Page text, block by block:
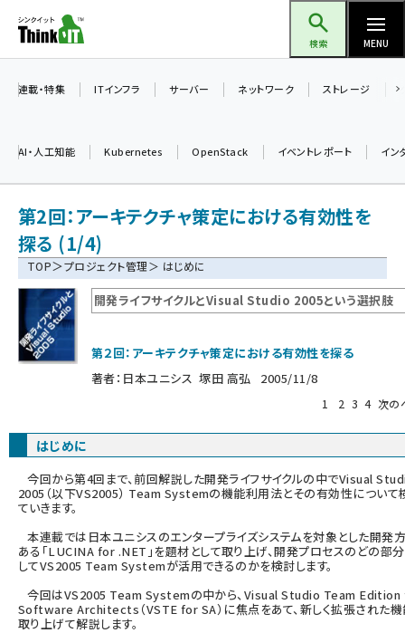
ン
ツ
検索 MENU
ai (2493)
加藤銘のチーム貢献～仲間と築いた勝利の絆～ (2314)
iot女子会 (2279)
北海道をのんびり旅する晴山佳須夫のヒント集！ (2034)
genai (1483)
ai crunch (1353)
連載・特集 ITインフラ サーバー ネットワーク ストレージ
AI・人工知能 Kubernetes OpenStack イベントレポート イン
第2回：アーキテクチャ策定における有効性を
探る (1/4)
TOP＞プロジェクト管理＞ はじめに
開発ライフサイクルとVisual Studio 2005という選択肢
第２回：アーキテクチャ策定における有効性を探る
著者： 日本ユニシス 塚田 高弘 2005/11/8
1 2 3 4 次の
はじめに
今回から第4回まで、前回解説した開発ライフサイクルの中でVisual
2005（以下VS2005） Team Systemの機能利用法とその有効性について
ていきます。
本連載では日本ユニシスのエンタープライズシステムを対象とした開発
ある「LUCINA for .NET」を題材として取り上げ、開発プロセスのどの部
してVS2005 Team Systemが活用できるのかを検討します。
今回はVS2005 Team Systemの中から、Visual Studio Team
Software Architects（VSTE for SA）に焦点をあて、新しく拡張された
取り上げて解説します。